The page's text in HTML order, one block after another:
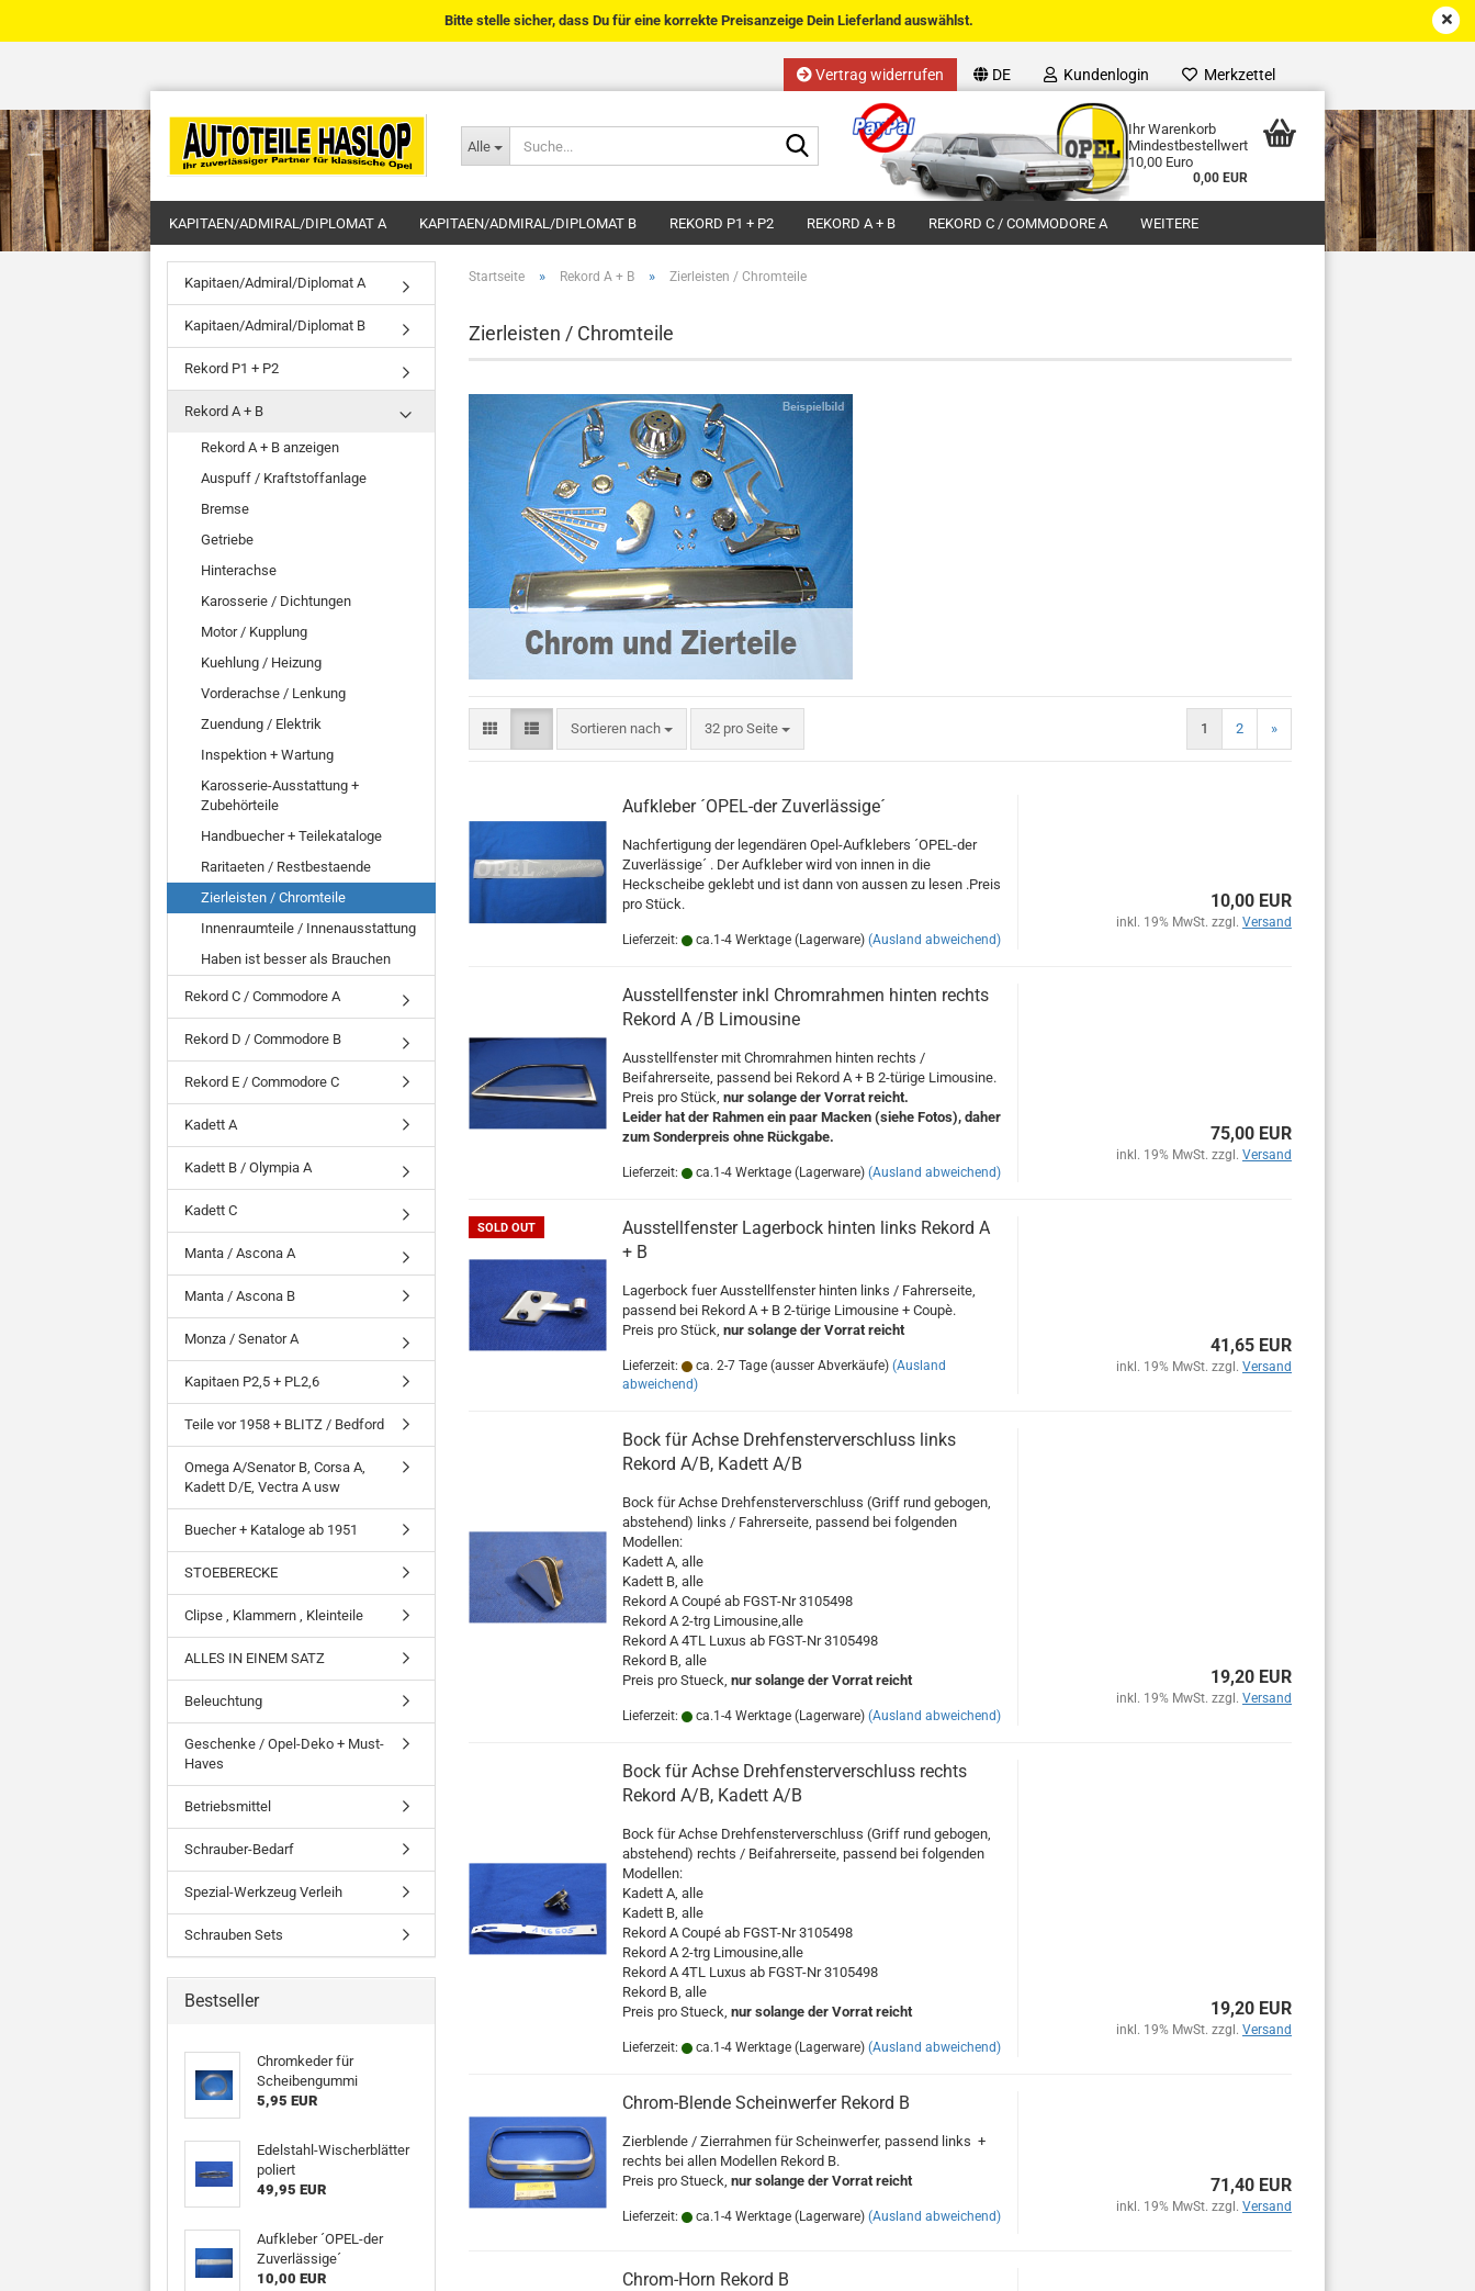
Vertrag widerrufen DE
Sprache auswählen
Lieferland
Kundenlogin
Passwort
Passwort vergessen?
Merkzettel
Alle
Suche...
Ihr Warenkorb
Mindestbestellwert
10,00 Euro
0,00 EUR
Bitte stelle sicher, dass Du für eine korrekte Preisanzeige Dein Lieferland auswählst.
KAPITAEN/ADMIRAL/DIPLOMAT A KAPITAEN/ADMIRAL/DIPLOMAT B REKORD P1 + P2 REKORD A + B REKORD C / COMMODORE A WEITERE
Startseite » Rekord A + B » Zierleisten / Chromteile
Zierleisten / Chromteile
Sortieren nach
Sortieren nach 32 pro Seite
pro Seite 1 2 »
Aufkleber ´OPEL-der Zuverlässige´
Nachfertigung der legendären Opel-Aufklebers ´OPEL-der
Zuverlässige´ . Der Aufkleber wird von innen in die
Heckscheibe geklebt und ist dann von aussen zu lesen .Preis
pro Stück.
Lieferzeit: ca.1-4 Werktage (Lagerware) (Ausland abweichend)
10,00 EUR
inkl. 19% MwSt. zzgl. Versand
Ausstellfenster inkl Chromrahmen hinten rechts
Rekord A /B Limousine
Ausstellfenster mit Chromrahmen hinten rechts /
Beifahrerseite, passend bei Rekord A + B 2-türige Limousine.
Preis pro Stück, nur solange der Vorrat reicht.
Leider hat der Rahmen ein paar Macken (siehe Fotos), daher
zum Sonderpreis ohne Rückgabe.
Lieferzeit: ca.1-4 Werktage (Lagerware) (Ausland abweichend)
75,00 EUR
inkl. 19% MwSt. zzgl. Versand
SOLD OUT
Ausstellfenster Lagerbock hinten links Rekord A
+ B
Lagerbock fuer Ausstellfenster hinten links / Fahrerseite,
passend bei Rekord A + B 2-türige Limousine + Coupè.
Preis pro Stück, nur solange der Vorrat reicht
Lieferzeit: ca. 2-7 Tage (ausser Abverkäufe) (Ausland
abweichend)
41,65 EUR
inkl. 19% MwSt. zzgl. Versand
Bock für Achse Drehfensterverschluss links
Rekord A/B, Kadett A/B
Bock für Achse Drehfensterverschluss (Griff rund gebogen,
abstehend) links / Fahrerseite, passend bei folgenden
Modellen:
Kadett A, alle
Kadett B, alle
Rekord A Coupé ab FGST-Nr 3105498
Rekord A 2-trg Limousine,alle
Rekord A 4TL Luxus ab FGST-Nr 3105498
Rekord B, alle
Preis pro Stueck, nur solange der Vorrat reicht
Lieferzeit: ca.1-4 Werktage (Lagerware) (Ausland abweichend)
19,20 EUR
inkl. 19% MwSt. zzgl. Versand
Bock für Achse Drehfensterverschluss rechts
Rekord A/B, Kadett A/B
Bock für Achse Drehfensterverschluss (Griff rund gebogen,
abstehend) rechts / Beifahrerseite, passend bei folgenden
Modellen:
Kadett A, alle
Kadett B, alle
Rekord A Coupé ab FGST-Nr 3105498
Rekord A 2-trg Limousine,alle
Rekord A 4TL Luxus ab FGST-Nr 3105498
Rekord B, alle
Preis pro Stueck, nur solange der Vorrat reicht
Lieferzeit: ca.1-4 Werktage (Lagerware) (Ausland abweichend)
19,20 EUR
inkl. 19% MwSt. zzgl. Versand
Chrom-Blende Scheinwerfer Rekord B
Zierblende / Zierrahmen für Scheinwerfer, passend links +
rechts bei allen Modellen Rekord B.
Preis pro Stueck, nur solange der Vorrat reicht
Lieferzeit: ca.1-4 Werktage (Lagerware) (Ausland abweichend)
71,40 EUR
inkl. 19% MwSt. zzgl. Versand
Chrom-Horn Rekord B
Kapitaen/Admiral/Diplomat A
Kapitaen/Admiral/Diplomat B
Rekord P1 + P2
Rekord A + B
Rekord A + B anzeigen
Auspuff / Kraftstoffanlage
Bremse
Getriebe
Hinterachse
Karosserie / Dichtungen
Motor / Kupplung
Kuehlung / Heizung
Vorderachse / Lenkung
Zuendung / Elektrik
Inspektion + Wartung
Karosserie-Ausstattung +
Zubehörteile
Handbuecher + Teilekataloge
Raritaeten / Restbestaende
Zierleisten / Chromteile
Innenraumteile / Innenausstattung
Haben ist besser als Brauchen
Rekord C / Commodore A
Rekord D / Commodore B
Rekord E / Commodore C
Kadett A
Kadett B / Olympia A
Kadett C
Manta / Ascona A
Manta / Ascona B
Monza / Senator A
Kapitaen P2,5 + PL2,6
Teile vor 1958 + BLITZ / Bedford
Omega A/Senator B, Corsa A,
Kadett D/E, Vectra A usw
Buecher + Kataloge ab 1951
STOEBERECKE
Clipse , Klammern , Kleinteile
ALLES IN EINEM SATZ
Beleuchtung
Geschenke / Opel-Deko + Must-
Haves
Betriebsmittel
Schrauber-Bedarf
Spezial-Werkzeug Verleih
Schrauben Sets
Bestseller
Chromkeder für
Scheibengummi
5,95 EUR
Edelstahl-Wischerblätter
poliert
49,95 EUR
Aufkleber ´OPEL-der
Zuverlässige´
10,00 EUR